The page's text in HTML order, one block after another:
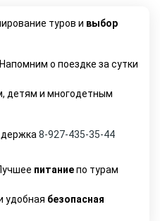
туров и выбор
Напомним о поездке за сутки
детям и многодетным
8-927-435-35-44
питаниепо турам
удобная безопасная